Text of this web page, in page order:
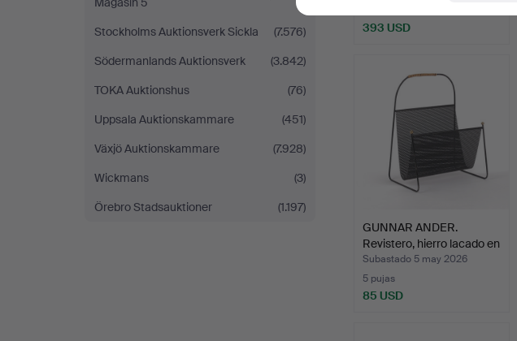
Stockholms Auktionsverk Sickla
(7.576)
Södermanlands Auktionsverk
(3.842)
TOKA Auktionshus
(76)
Uppsala Auktionskammare
(451)
Växjö Auktionskammare
(7.928)
Wickmans
(3)
Örebro Stadsauktioner
(1.197)
393 USD
GUNNAR ANDER.
Revistero, hierro lacado en
…
Subastado 5 may 2026
5 pujas
85 USD